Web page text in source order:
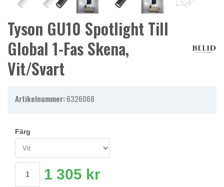
Tyson GU10 Spotlight Till
Global 1-Fas Skena,
Vit/svart
Artikelnummer:6326068
Färg
1 305 kr